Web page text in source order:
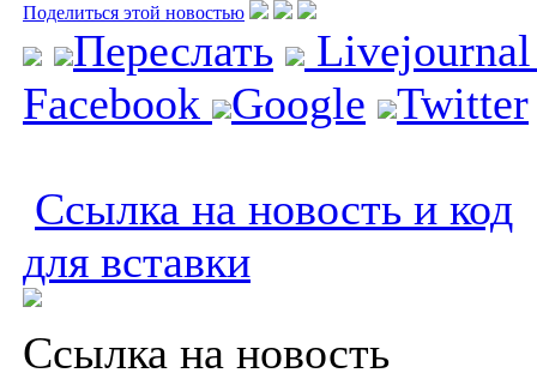
Поделиться этой новостью
Переслать
Facebook
Google Twitter
Ссылка на новость и код
для вставки
Ссылка на новость